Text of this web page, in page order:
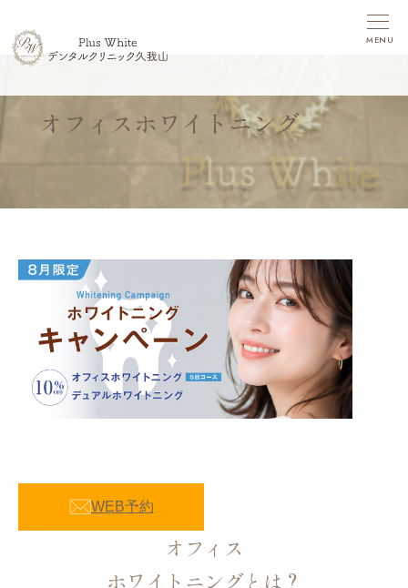
MENU
オフィスホワイトニング
WEB予約
オフィス
ホワイトニングとは？